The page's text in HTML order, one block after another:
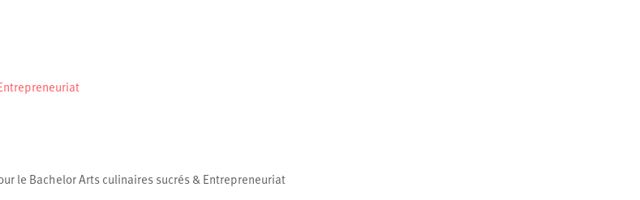
le Bachelor Arts culinaires sucrés & Entrepreneuriat